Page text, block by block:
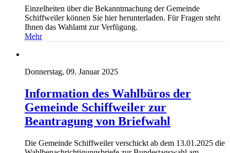
Einzelheiten über die Bekanntmachung der Gemeinde
Schiffweiler können Sie hier herunterladen. Für Fragen steht
Ihnen das Wahlamt zur Verfügung.
Mehr
Donnerstag, 09. Januar 2025
Information des Wahlbüros der
Gemeinde Schiffweiler zur
Beantragung von Briefwahl
Die Gemeinde Schiffweiler verschickt ab dem 13.01.2025 die